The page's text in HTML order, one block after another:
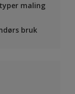
maling
bruk